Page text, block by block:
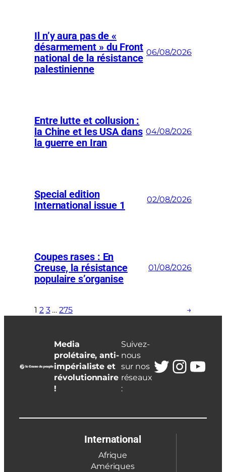
Il n’y aura pas de «
désarmement » du Front
national de la résistance
palestinienne
06/08/2026
Entre lutte et collusion :
la Chine et les USA dans
la guerre en Iran
04/08/2026
Special edition
International issue 1
02/08/2026
Coupes rases : En
Creuse, la résistance
populaire s’organise
01/08/2026
1 2 3 … 275 →
Media
prolétaire, anti-
impérialiste et
révolutionnaire
!
Suivez-
nous
sur nos
réseaux
:
Twitter
International
Afrique
Amériques